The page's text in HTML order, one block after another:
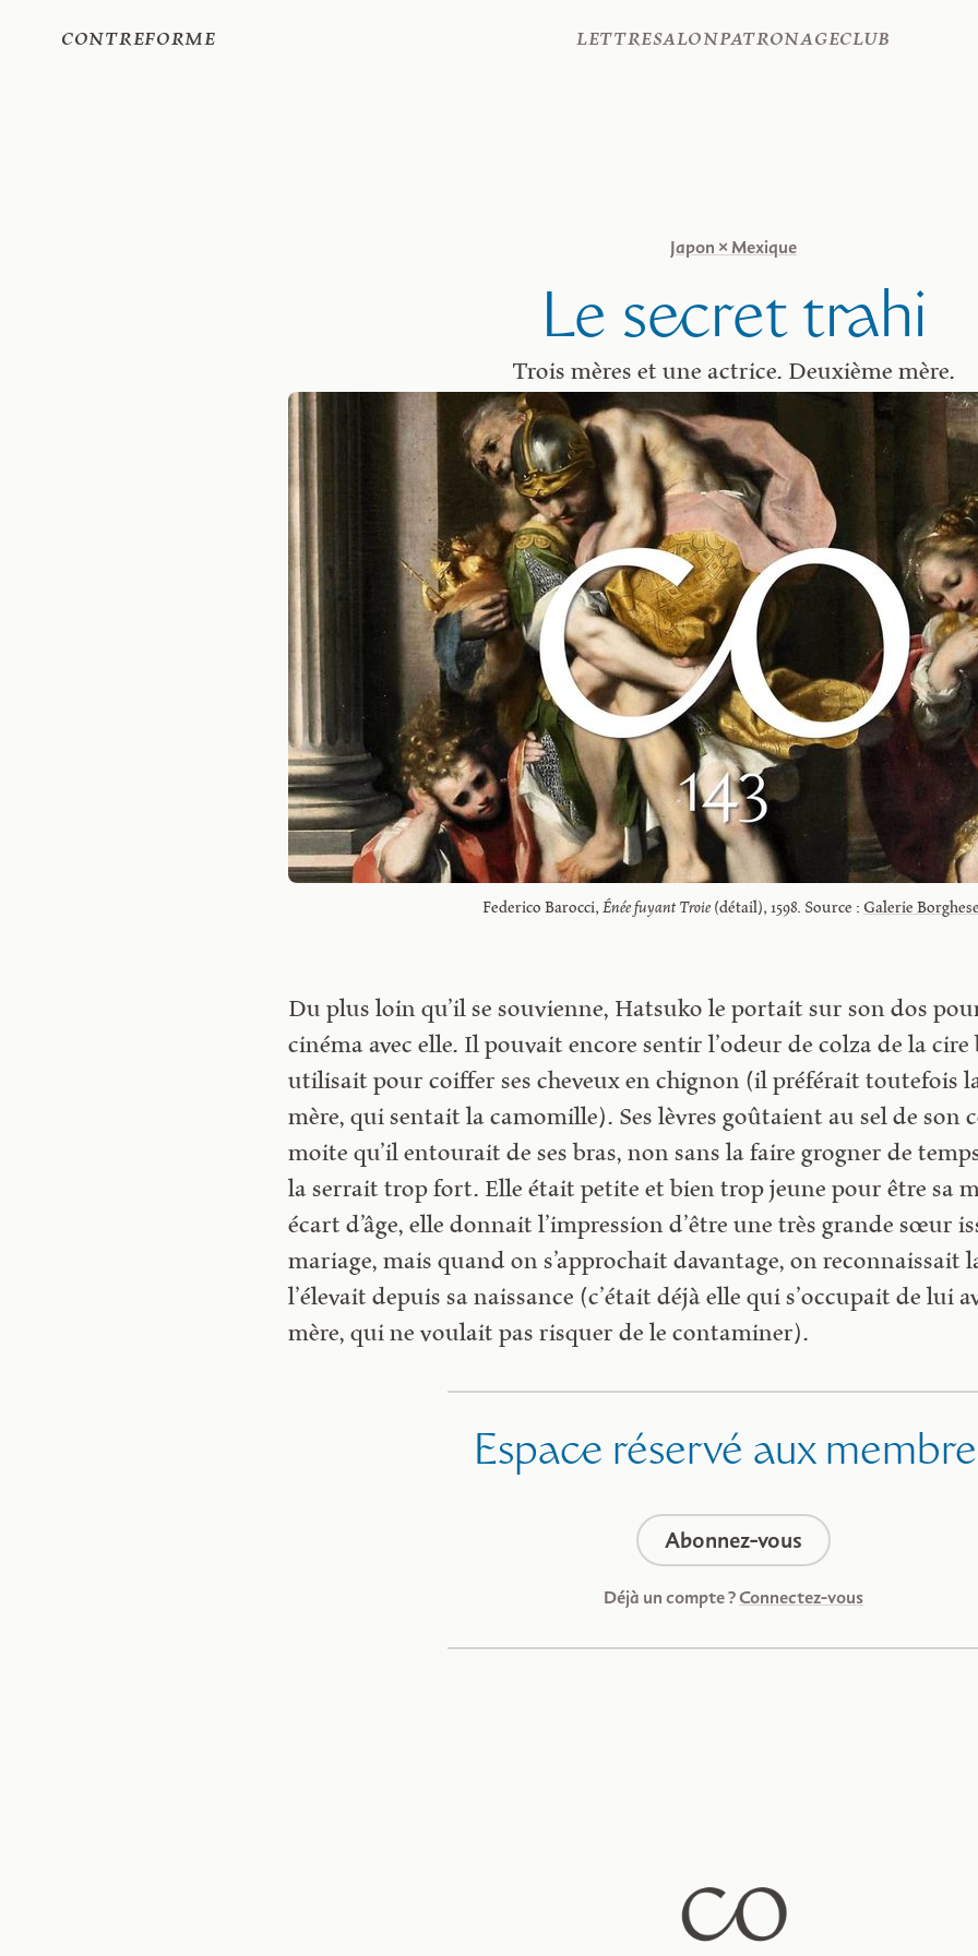
Contreforme LettreSalonPatronageClub
Japon × Mexique
Le secret trahi
Trois mères et une actrice. Deuxième mère.
Federico Barocci, Énée fuyant Troie (détail), 1598. Source : Galerie
Du plus loin qu’il se souvienne, Hatsuko le portait sur son dos
cinéma avec elle. Il pouvait encore sentir l’odeur de colza de la cire
utilisait pour coiffer ses cheveux en chignon (il préférait toutefois
mère, qui sentait la camomille). Ses lèvres goûtaient au sel de son
moite qu’il entourait de ses bras, non sans la faire grogner de
la serrait trop fort. Elle était petite et bien trop jeune pour être sa
écart d’âge, elle donnait l’impression d’être une très grande sœur
mariage, mais quand on s’approchait davantage, on reconnaissait
l’élevait depuis sa naissance (c’était déjà elle qui s’occupait de lui
mère, qui ne voulait pas risquer de le contaminer).
Espace réservé aux
Abonnez-vous
Déjà un compte ?Connectez-vous